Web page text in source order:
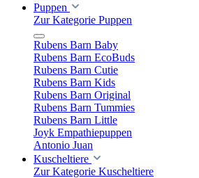
Puppen
Zur Kategorie Puppen
Rubens Barn Baby
Rubens Barn EcoBuds
Rubens Barn Cutie
Rubens Barn Kids
Rubens Barn Original
Rubens Barn Tummies
Rubens Barn Little
Joyk Empathiepuppen
Antonio Juan
Kuscheltiere
Zur Kategorie Kuscheltiere